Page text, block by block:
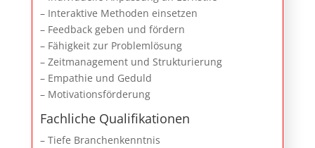
– Interaktive Methoden einsetzen
– Feedback geben und fördern
– Fähigkeit zur Problemlösung
– Zeitmanagement und Strukturierung
– Empathie und Geduld
– Motivationsförderung
Fachliche Qualifikationen
– Tiefe Branchenkenntnis